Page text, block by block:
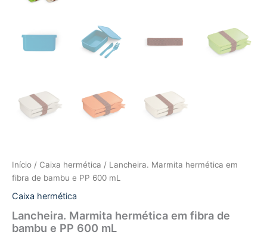
Início / Caixa hermética / Lancheira. Marmita hermética em
fibra de bambu e PP 600 mL
Caixa hermética
Lancheira. Marmita hermética em fibra de
bambu e PP 600 mL